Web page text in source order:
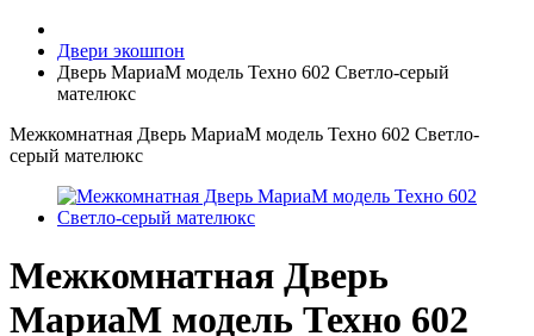
Двери экошпон
Дверь МариаМ модель Техно 602 Светло-серый
мателюкс
Межкомнатная Дверь МариаМ модель Техно 602 Светло-
серый мателюкс
Межкомнатная Дверь
МариаМ модель Техно 602